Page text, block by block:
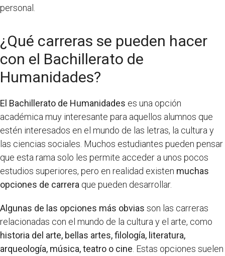
personal.
¿Qué carreras se pueden hacer
con el Bachillerato de
Humanidades?
El Bachillerato de Humanidades es una opción
académica muy interesante para aquellos alumnos que
estén interesados en el mundo de las letras, la cultura y
las ciencias sociales. Muchos estudiantes pueden pensar
que esta rama solo les permite acceder a unos pocos
estudios superiores, pero en realidad existen muchas
opciones de carrera que pueden desarrollar.
Algunas de las opciones más obvias son las carreras
relacionadas con el mundo de la cultura y el arte, como
historia del arte, bellas artes, filología, literatura,
arqueología, música, teatro o cine . Estas opciones suelen